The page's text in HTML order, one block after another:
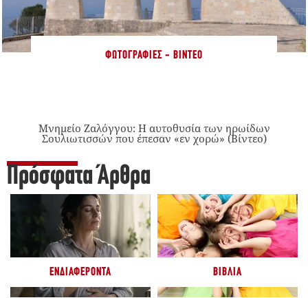
ΦΩΤΟΓΡΑΦΊΕΣ - ΒΊΝΤΕΟ
Μνημείο Ζαλόγγου: Η αυτοθυσία των ηρωίδων
Σουλιωτισσών που έπεσαν «εν χορώ» (Βίντεο)
Πρόσφατα Άρθρα
ΕΝΔΙΑΦΈΡΟΝΤΑ ΒΙΒΛΊΑ